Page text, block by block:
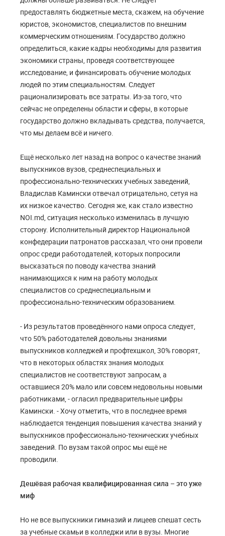
предоставлять бюджетные места, скажем, на обучение
юристов, экономистов, специалистов по внешним
коммерческим отношениям. Государство должно
определиться, какие кадры необходимы для развития
экономики страны, проведя соответствующее
исследование, и финансировать обучение молодых
людей по этим специальностям. Следует
рационализировать все затраты. Из-за того, что
сейчас не определены области и сферы, в которые
государство должно вкладывать средства, получается,
что мы делаем всё и ничего.
Ещё несколько лет назад на вопрос о качестве знаний
выпускников вузов, среднеспециальных и
профессионально-технических учебных заведений,
Владислав Камински отвечал отрицательно, сетуя на
их низкое качество. Сегодня же, как стало известно
NOI.md, ситуация несколько изменилась в лучшую
сторону. Исполнительный директор Национальной
конфедерации патронатов рассказал, что они провели
опрос среди работодателей, которых попросили
высказаться по поводу качества знаний
нанимающихся к ним на работу молодых
специалистов со среднеспециальным и
профессионально-техническим образованием.
- Из результатов проведённого нами опроса следует,
что 50% работодателей довольны знаниями
выпускников колледжей и профтехшкол, 30% говорят,
что в некоторых областях знания молодых
специалистов не соответствуют запросам, а
оставшиеся 20% мало или совсем недовольны новыми
работниками, - огласил предварительные цифры
Камински. - Хочу отметить, что в последнее время
наблюдается тенденция повышения качества знаний у
выпускников профессионально-технических учебных
заведений. По вузам такой опрос мы ещё не
проводили.
Дешёвая рабочая квалифицированная сила – это уже
миф
Но не все выпускники гимназий и лицеев спешат сесть
за учебные скамьи в колледжи или в вузы. Многие